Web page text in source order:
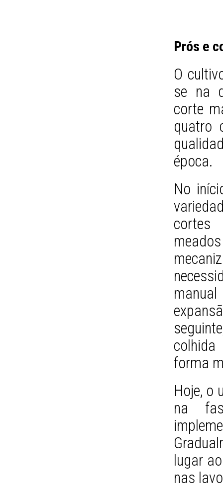
Prós e
O
se na
corte
quatro
época.
No
cortes
forma
Hoje, o
na
lugar
nas